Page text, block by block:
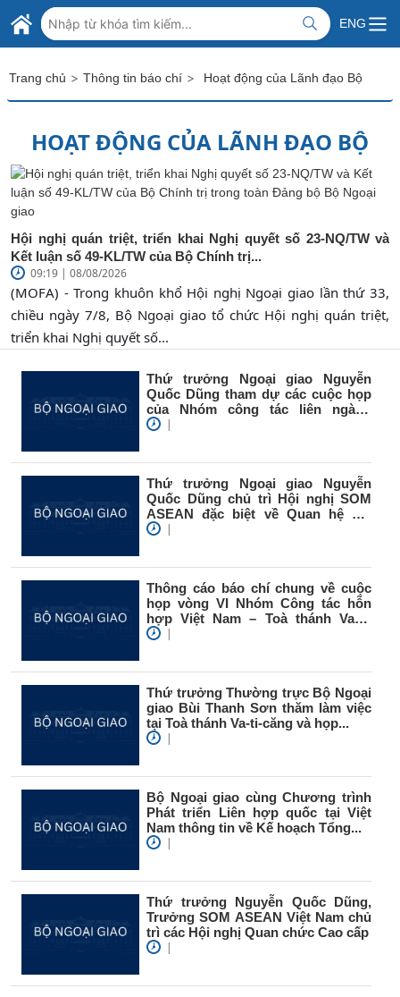
Skip to Main Content
BỘ NGOẠI GIAO VIỆT NAM
MINISTRY OF FOREIGN AFFAIRS
ENG
Trang chủ > Thông tin báo chí > Hoạt động của Lãnh đạo Bộ
HOẠT ĐỘNG CỦA LÃNH ĐẠO BỘ
Hội nghị quán triệt, triển khai Nghị quyết số 23-NQ/TW và
Kết luận số 49-KL/TW của Bộ Chính trị...
09:19 | 08/08/2026
(MOFA) - Trong khuôn khổ Hội nghị Ngoại giao lần thứ 33,
chiều ngày 7/8, Bộ Ngoại giao tổ chức Hội nghị quán triệt,
triển khai Nghị quyết số...
Thứ trưởng Ngoại giao Nguyễn
Quốc Dũng tham dự các cuộc họp
của Nhóm công tác liên ngành
trực...
|
Thứ trưởng Ngoại giao Nguyễn
Quốc Dũng chủ trì Hội nghị SOM
ASEAN đặc biệt về Quan hệ đối
ngoại...
|
Thông cáo báo chí chung về cuộc
họp vòng VI Nhóm Công tác hỗn
hợp Việt Nam – Toà thánh Va-ti-
căng|
Thứ trưởng Thường trực Bộ Ngoại
giao Bùi Thanh Sơn thăm làm việc
tại Toà thánh Va-ti-căng và họp...
|
Bộ Ngoại giao cùng Chương trình
Phát triển Liên hợp quốc tại Việt
Nam thông tin về Kế hoạch Tổng...
|
Thứ trưởng Nguyễn Quốc Dũng,
Trưởng SOM ASEAN Việt Nam chủ
trì các Hội nghị Quan chức Cao cấp
|